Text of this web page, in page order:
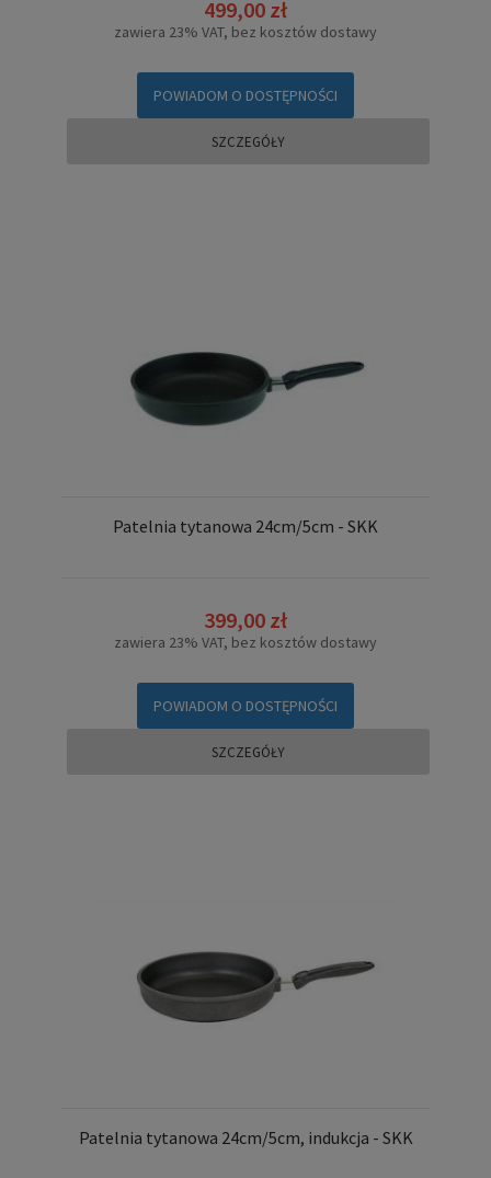
499,00 zł
zawiera 23% VAT, bez kosztów dostawy
POWIADOM O DOSTĘPNOŚCI
SZCZEGÓŁY
Patelnia tytanowa 24cm/5cm - SKK
399,00 zł
zawiera 23% VAT, bez kosztów dostawy
POWIADOM O DOSTĘPNOŚCI
SZCZEGÓŁY
Patelnia tytanowa 24cm/5cm, indukcja - SKK